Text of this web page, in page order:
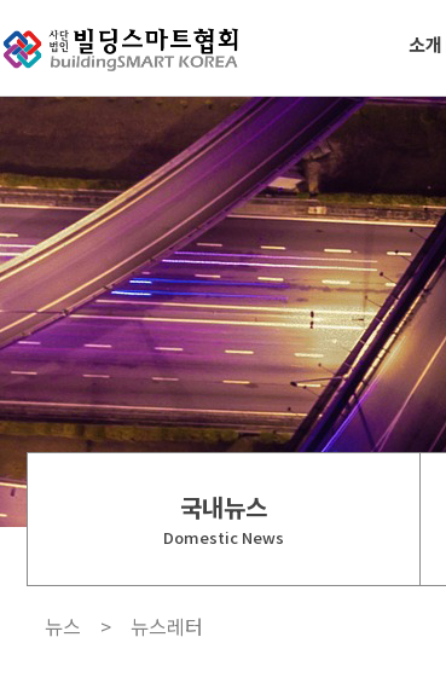
소개
국내뉴스
Domestic News
뉴스 > 뉴스레터